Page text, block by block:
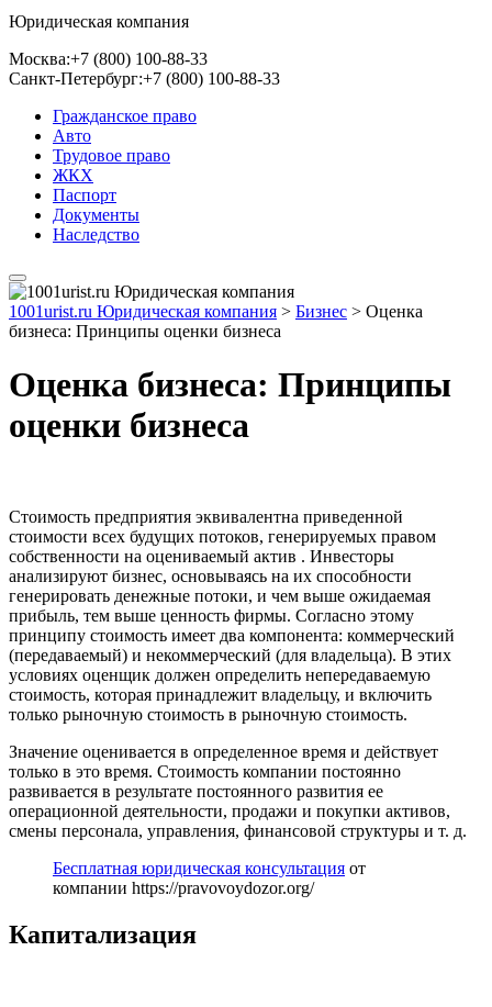
Юридическая компания
Москва:+7 (800) 100-88-33
Санкт-Петербург:+7 (800) 100-88-33
Гражданское право
Авто
Трудовое право
ЖКХ
Паспорт
Документы
Наследство
1001urist.ru Юридическая компания > Бизнес > Оценка
бизнеса: Принципы оценки бизнеса
Оценка бизнеса: Принципы
оценки бизнеса
Стоимость предприятия эквивалентна приведенной
стоимости всех будущих потоков, генерируемых правом
собственности на оцениваемый актив . Инвесторы
анализируют бизнес, основываясь на их способности
генерировать денежные потоки, и чем выше ожидаемая
прибыль, тем выше ценность фирмы. Согласно этому
принципу стоимость имеет два компонента: коммерческий
(передаваемый) и некоммерческий (для владельца). В этих
условиях оценщик должен определить непередаваемую
стоимость, которая принадлежит владельцу, и включить
только рыночную стоимость в рыночную стоимость.
Значение оценивается в определенное время и действует
только в это время. Стоимость компании постоянно
развивается в результате постоянного развития ее
операционной деятельности, продажи и покупки активов,
смены персонала, управления, финансовой структуры и т. д.
Бесплатная юридическая консультация от
компании https://pravovoydozor.org/
Капитализация